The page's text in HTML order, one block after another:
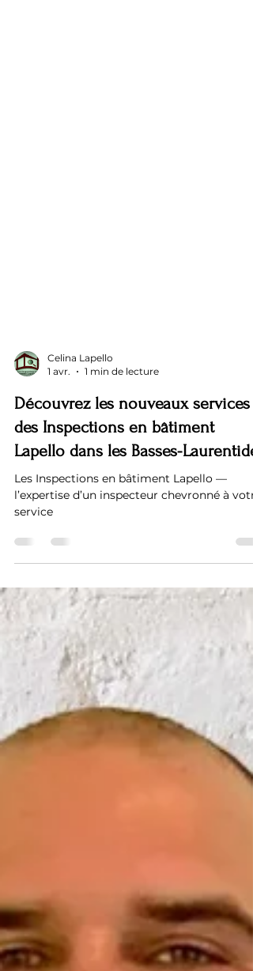
1 min de lecture
Découvrez les nouveaux services
des Inspections en bâtiment
Lapello dans les Basses-
Les Inspections en bâtiment Lapello —
l’expertise d’un inspecteur chevronné à
service